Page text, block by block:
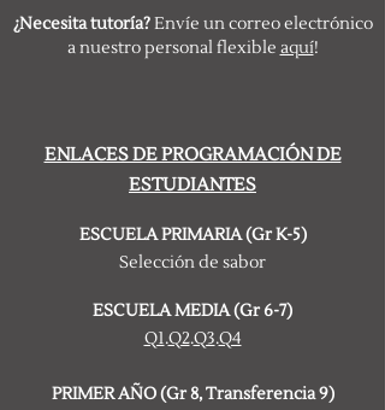
¿Necesita tutoría?Envíe un correo electrónico
a nuestro personal flexible aquí!
ENLACES DE PROGRAMACIÓN DE
ESTUDIANTES
ESCUELA PRIMARIA (Gr K-5)
Selección de sabor
ESCUELA MEDIA (Gr 6-7)
Q1.Q2.Q3.Q4
PRIMER AÑO (Gr 8, Transferencia 9)